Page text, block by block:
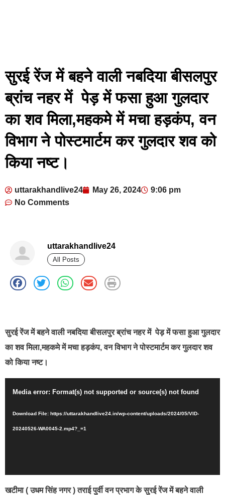
सुरई रेंज में बहने वाली नबदिया बीसलपुर
ब्रांच नहर में पेड़ में फसा हुआ गुलदार
का शव मिला,महकमे में मचा हड़कंप, वन
विभाग ने पोस्टमार्टम कर गुलदार शव को
किया नष्ट।
uttarakhandlive24 May 26, 2024
9:06 pm
No Comments
uttarakhandlive24
All Posts
सुरई रेंज में बहने वाली नबदिया बीसलपुर ब्रांच नहर में पेड़ में फसा हुआ गुलदार
का शव मिला,महकमे में मचा हड़कंप, वन विभाग ने पोस्टमार्टम कर गुलदार शव
को किया नष्ट।
Media error: Format(s) not supported or source(s) not found
Download File: https://uttarakhandlive24.in/wp-content/uploads/2024/05/VID-
20240526-WA0045-2.mp4?_=1
खटीमा ( उधम सिंह नगर ) तराई पुर्वी वन प्रभाग के सुरई रेंज में बहने वाली